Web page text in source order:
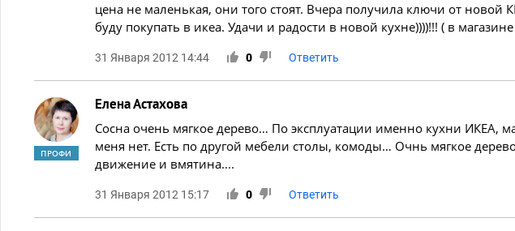
цена не маленькая, они того стоят. Вчера получила ключи от новой
буду покупать в икеа. Удачи и радости в новой кухне))))!!! ( в
31 Января 2012 14:44 0 Ответить
ПРОФИ
Елена Астахова
Сосна очень мягкое дерево… По эксплуатации именно кухни ИКЕА,
меня нет. Есть по другой мебели столы, комоды… Очнь мягкое
движение и вмятина....
31 Января 2012 15:17 0 Ответить